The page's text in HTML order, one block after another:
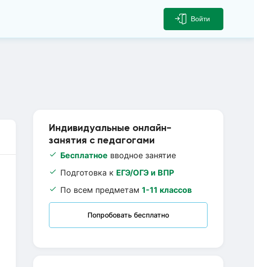
Войти
Индивидуальные онлайн-
занятия с педагогами
Бесплатное вводное занятие
Подготовка к ЕГЭ/ОГЭ и ВПР
По всем предметам 1-11 классов
Попробовать бесплатно